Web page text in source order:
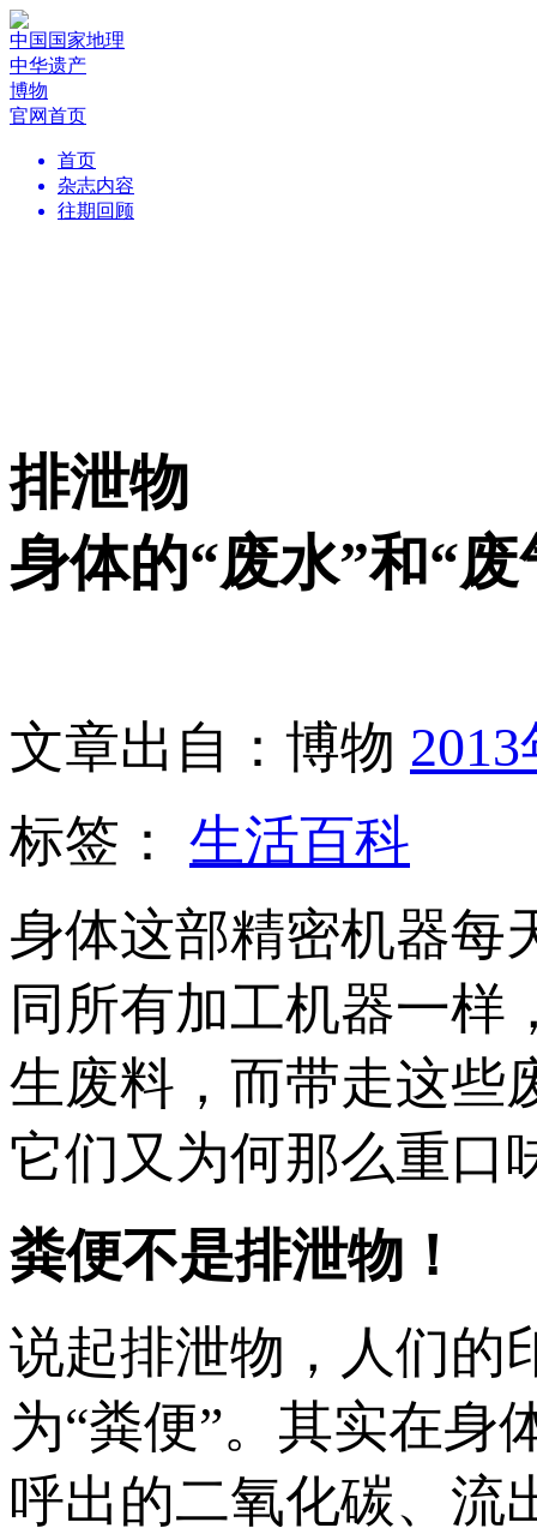
中国国家地理
中华遗产
博物
官网首页
首页
杂志内容
往期回顾
排泄物
身体的“废水”和“废
文章出自：博物
标签： 生活百科
身体这部精密机器
同所有加工机器一样
生废料，而带走这些
它们又为何那么重口
粪便不是排泄物！
说起排泄物，人们的
为“粪便”。其实在身
呼出的二氧化碳、流